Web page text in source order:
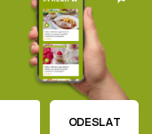
ODESLAT